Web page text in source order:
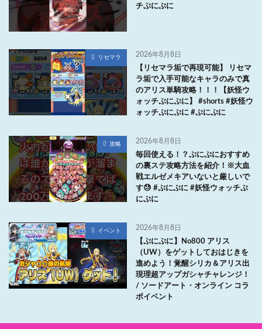
チぷにぷに
リセマラ 2026年8月8日
【リセマラ垢で再現可能】 リセマ
ラ垢で入手可能なキャラのみで真
のアリス単騎攻略！！！【妖怪ウ
ォッチぷにぷに】 #shorts #妖怪ウ
ォッチぷにぷに #ぷにぷに
攻略 2026年8月8日
毎回使える！？ぷにぷにおすすめ
の裏ステ攻略方法を紹介！※大血
戦エルゼメキアいないと厳しいで
す😓 #ぷにぷに #妖怪ウォッチぷ
にぷに
イベント 2026年8月8日
【ぷにぷに】No800 アリス
（UW）をゲットしておはじきを
進めよう！覚醒シリカ＆アリス出
現理超アップガシャチャレンジ！
/ ソードアート・オンライン コラ
ボイベント